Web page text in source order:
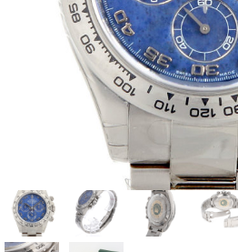
オーデマピゲ ウブロ